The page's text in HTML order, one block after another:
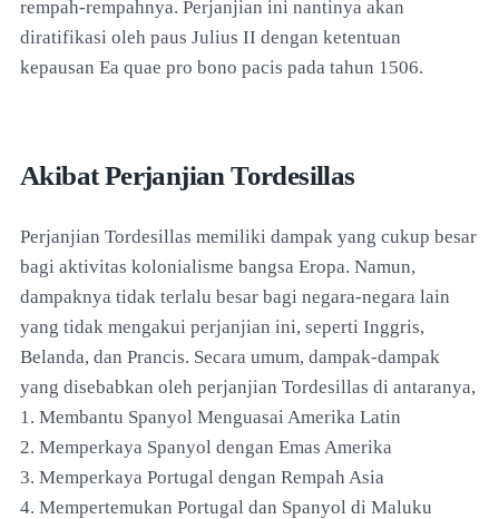
rempah-rempahnya. Perjanjian ini nantinya akan
diratifikasi oleh paus Julius II dengan ketentuan
kepausan Ea quae pro bono pacis pada tahun 1506.
Akibat Perjanjian Tordesillas
Perjanjian Tordesillas memiliki dampak yang cukup besar
bagi aktivitas kolonialisme bangsa Eropa. Namun,
dampaknya tidak terlalu besar bagi negara-negara lain
yang tidak mengakui perjanjian ini, seperti Inggris,
Belanda, dan Prancis. Secara umum, dampak-dampak
yang disebabkan oleh perjanjian Tordesillas di antaranya,
1. Membantu Spanyol Menguasai Amerika Latin
2. Memperkaya Spanyol dengan Emas Amerika
3. Memperkaya Portugal dengan Rempah Asia
4. Mempertemukan Portugal dan Spanyol di Maluku